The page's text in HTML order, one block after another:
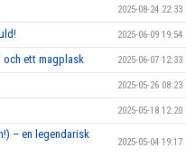
2025-08-24 22:33
2025-06-09 19:54
och ett magplask 2025-06-07 12:33
2025-05-26 08:23
2025-05-18 12:20
– en legendarisk
2025-05-04 19:17